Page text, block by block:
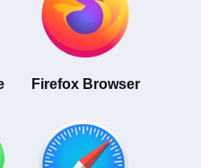
Firefox Browser